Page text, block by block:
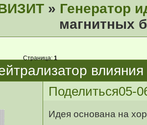
» Генератор
магнитных
Страница:1
Поделиться05-
Идея основана на